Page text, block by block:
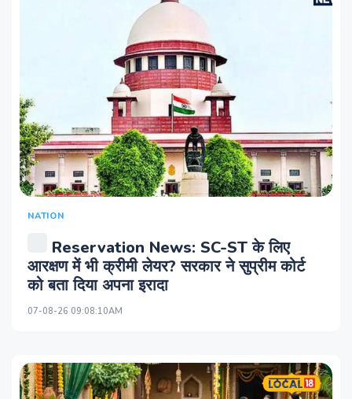
NATION
Reservation News: SC-ST के लिए
आरक्षण में भी क्रीमी लेयर? सरकार ने सुप्रीम कोर्ट
को बता दिया अपना इरादा
07-08-26 09:08:10AM